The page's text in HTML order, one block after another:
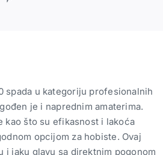
spada u kategoriju profesionalnih
je i naprednim amaterima.
kao što su efikasnost i lakoća
opcijom za hobiste. Ovaj
i jaku glavu sa direktnim pogonom